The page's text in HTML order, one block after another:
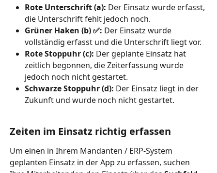
Rote Unterschrift (a): Der Einsatz wurde erfasst,
die Unterschrift fehlt jedoch noch.
Grüner Haken (b) ✅: Der Einsatz wurde
vollständig erfasst und die Unterschrift liegt vor.
Rote Stoppuhr (c): Der geplante Einsatz hat
zeitlich begonnen, die Zeiterfassung wurde
jedoch noch nicht gestartet.
Schwarze Stoppuhr (d): Der Einsatz liegt in der
Zukunft und wurde noch nicht gestartet.
Zeiten im Einsatz richtig erfassen
Um einen in Ihrem Mandanten / ERP-System
geplanten Einsatz in der App zu erfassen, suchen